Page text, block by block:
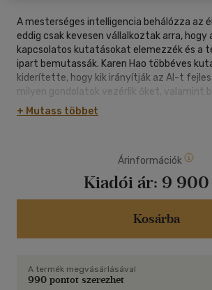
A mesterséges intelligencia behálózza az
eddig csak kevesen vállalkoztak arra, hogy
kapcsolatos kutatásokat elemezzék és a
ipart bemutassák. Karen Hao többéves
kiderítette, hogy kik irányítják az AI-t
milyen gondolatok vezérlik őket, valamint
társadalmi hatásokról, amelyeket az új
az új iparág sosem látott mértékben
munkásokat, akik az összegyűjtött
Karen Hao a több mint kétszázötven
mélyinterjú segítségével és a Sam
OpenAI cégóriás példáján keresztül teljes
völgybe, ahol önző zsenik és hatalomittas
tervezik meg számunkra a jövőt.
+ Mutass többet
Árinformációk
Kiadói ár: 9 900
Kosárba
A termék megvásárlásával
990 pontot szerezhet